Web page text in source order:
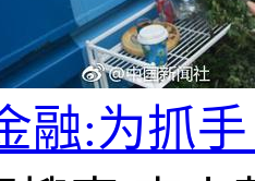
融:为抓